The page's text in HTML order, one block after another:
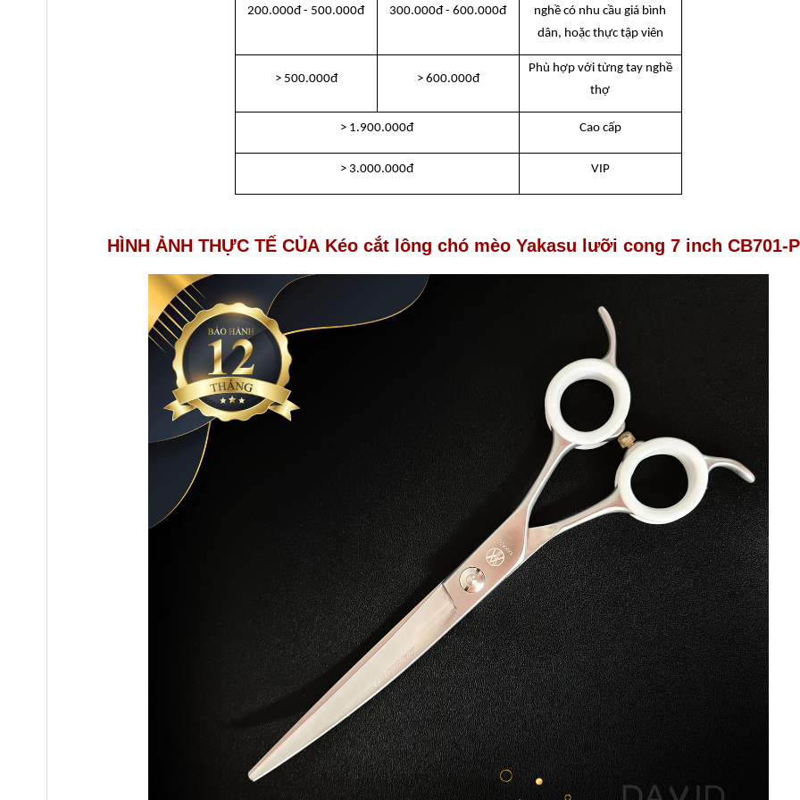
200.000đ - 500.000đ 300.000đ - 600.000đ
nghề có nhu cầu giá bình
dân, hoặc thực tập viên
> 500.000đ > 600.000đ
Phù hợp với từng tay nghề
thợ
> 1.900.000đ Cao cấp
> 3.000.000đ VIP
HÌNH ẢNH THỰC TẾ CỦA Kéo cắt lông chó mèo Yakasu lưỡi cong 7 inch CB701-